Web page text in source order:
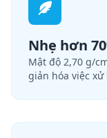
Nhẹ hơn
Mật độ 2,70 g/
giản hóa việc